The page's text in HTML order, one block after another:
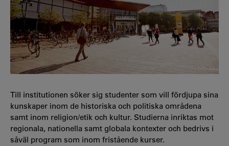
Till institutionen söker sig studenter som vill fördjupa sina
kunskaper inom de historiska och politiska områdena
samt inom religion/etik och kultur. Studierna inriktas mot
regionala, nationella samt globala kontexter och bedrivs i
såväl program som inom fristående kurser.